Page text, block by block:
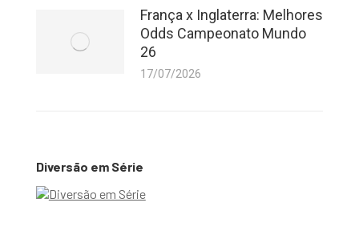
França x Inglaterra: Melhores
Odds Campeonato Mundo
26
17/07/2026
Diversão em Série